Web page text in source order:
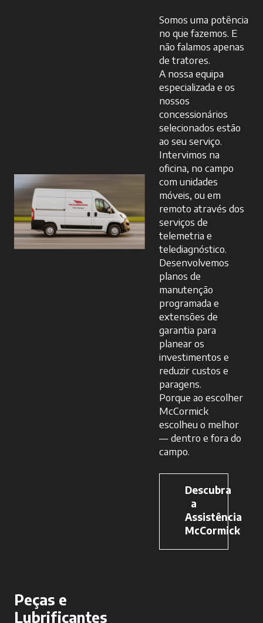
Somos uma potência
no que fazemos. E
não falamos apenas
de tratores.
A nossa equipa
especializada e os
nossos
concessionários
selecionados estão
ao seu serviço.
Intervimos na
oficina, no campo
com unidades
móveis, ou em
remoto através dos
serviços de
telemetria e
telediagnóstico.
Desenvolvemos
planos de
manutenção
programada e
extensões de
garantia para
planear os
investimentos e
reduzir custos e
paragens.
Porque ao escolher
McCormick
escolheu o melhor
— dentro e fora do
campo.
Descubra
a
Assistência
McCormick
Peças e
Lubrificantes